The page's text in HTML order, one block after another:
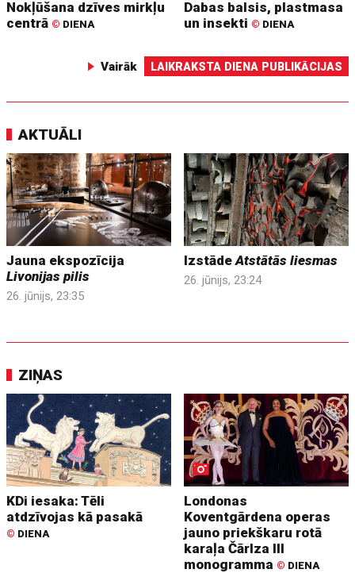
Nokļūšana dzīves mirkļu
centrā © DIENA
Dabas balsis, plastmasa
un insekti © DIENA
Vairāk LAIKRAKSTA DIENA PUBLIKĀCIJAS
AKTUĀLI
Jauna ekspozīcija
Livonijas pilis
26. jūnijs, 23:35
IzstādeAtstātās liesmas
26. jūnijs, 23:24
ZIŅAS
KDi iesaka: Tēli
atdzīvojas kā pasakā
© DIENA
Londonas
Koventgārdena operas
jauno priekškaru rotā
karaļa Čārlza III
monogramma © DIENA